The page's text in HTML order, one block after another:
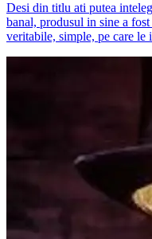
Desi din titlu ati putea
banal, produsul in sine a
veritabile, simple, pe care le